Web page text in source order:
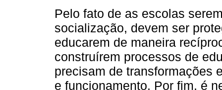
Pelo fato de as escolas
socialização, devem ser
educarem de maneira
construírem processos de
precisam de transformações
e funcionamento. Por fim, é